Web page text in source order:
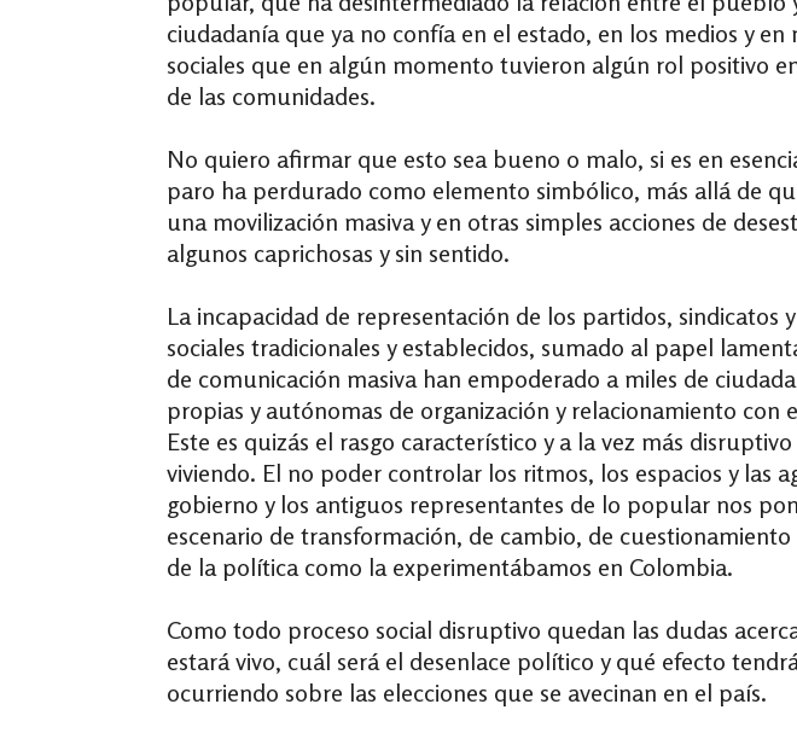
ciudadanía que ya no confía en el estado, en los medios y en
sociales que en algún momento tuvieron algún rol positivo
de las comunidades.
No quiero afirmar que esto sea bueno o malo, si es en
paro ha perdurado como elemento simbólico, más allá de
una movilización masiva y en otras simples acciones de
algunos caprichosas y sin sentido.
La incapacidad de representación de los partidos, sindicatos
sociales tradicionales y establecidos, sumado al papel
de comunicación masiva han empoderado a miles de
propias y autónomas de organización y relacionamiento con
Este es quizás el rasgo característico y a la vez más
viviendo. El no poder controlar los ritmos, los espacios y las
gobierno y los antiguos representantes de lo popular nos
escenario de transformación, de cambio, de cuestionamiento
de la política como la experimentábamos en Colombia.
Como todo proceso social disruptivo quedan las dudas
estará vivo, cuál será el desenlace político y qué efecto
ocurriendo sobre las elecciones que se avecinan en el país.